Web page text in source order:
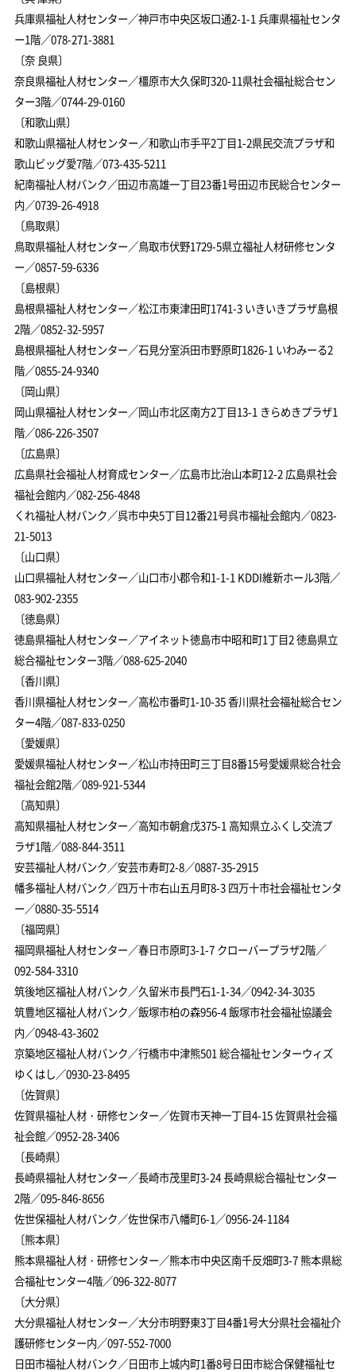
兵庫県福祉人材センター／神戸市中央区坂口通2-1-1 兵庫県福祉センタ
ー1階／078-271-3881
〔奈 良県〕
奈良県福祉人材センター／橿原市大久保町320-11県社会福祉総合セン
ター3階／0744-29-0160
〔和歌山県〕
和歌山県福祉人材センター／和歌山市手平2丁目1-2県民交流プラザ和
歌山ビッグ愛7階／073-435-5211
紀南福祉人材バンク／田辺市高雄一丁目23番1号田辺市民総合センター
内／0739-26-4918
〔鳥取県〕
鳥取県福祉人材センター／鳥取市伏野1729-5県立福祉人材研修センタ
ー／0857-59-6336
〔島根県〕
島根県福祉人材センター／松江市東津田町1741-3 いきいきプラザ島根
2階／0852-32-5957
島根県福祉人材センター／石見分室浜田市野原町1826-1 いわみーる2
階／0855-24-9340
〔岡山県〕
岡山県福祉人材センター／岡山市北区南方2丁目13-1 きらめきプラザ1
階／086-226-3507
〔広島県〕
広島県社会福祉人材育成センター／広島市比治山本町12-2 広島県社会
福祉会館内／082-256-4848
くれ福祉人材バンク／呉市中央5丁目12番21号呉市福祉会館内／0823-
21-5013
〔山口県〕
山口県福祉人材センター／山口市小郡令和1-1-1 KDDI維新ホール3階／
083-902-2355
〔徳島県〕
徳島県福祉人材センター／アイネット徳島市中昭和町1丁目2 徳島県立
総合福祉センター3階／088-625-2040
〔香川県〕
香川県福祉人材センター／高松市番町1-10-35 香川県社会福祉総合セン
ター4階／087-833-0250
〔愛媛県〕
愛媛県福祉人材センター／松山市持田町三丁目8番15号愛媛県総合社会
福祉会館2階／089-921-5344
〔高知県〕
高知県福祉人材センター／高知市朝倉戊375-1 高知県立ふくし交流プ
ラザ1階／088-844-3511
安芸福祉人材バンク／安芸市寿町2-8／0887-35-2915
幡多福祉人材バンク／四万十市右山五月町8-3 四万十市社会福祉センタ
ー／0880-35-5514
〔福岡県〕
福岡県福祉人材センター／春日市原町3-1-7 クローバープラザ2階／
092-584-3310
筑後地区福祉人材バンク／久留米市長門石1-1-34／0942-34-3035
筑豊地区福祉人材バンク／飯塚市柏の森956-4 飯塚市社会福祉協議会
内／0948-43-3602
京築地区福祉人材バンク／行橋市中津熊501 総合福祉センターウィズ
ゆくはし／0930-23-8495
〔佐賀県〕
佐賀県福祉人材・研修センター／佐賀市天神一丁目4-15 佐賀県社会福
祉会館／0952-28-3406
〔長崎県〕
長崎県福祉人材センター／長崎市茂里町3-24 長崎県総合福祉センター
2階／095-846-8656
佐世保福祉人材バンク／佐世保市八幡町6-1／0956-24-1184
〔熊本県〕
熊本県福祉人材・研修センター／熊本市中央区南千反畑町3-7 熊本県総
合福祉センター4階／096-322-8077
〔大分県〕
大分県福祉人材センター／大分市明野東3丁目4番1号大分県社会福祉介
護研修センター内／097-552-7000
日田市福祉人材バンク／日田市上城内町1番8号日田市総合保健福祉セ